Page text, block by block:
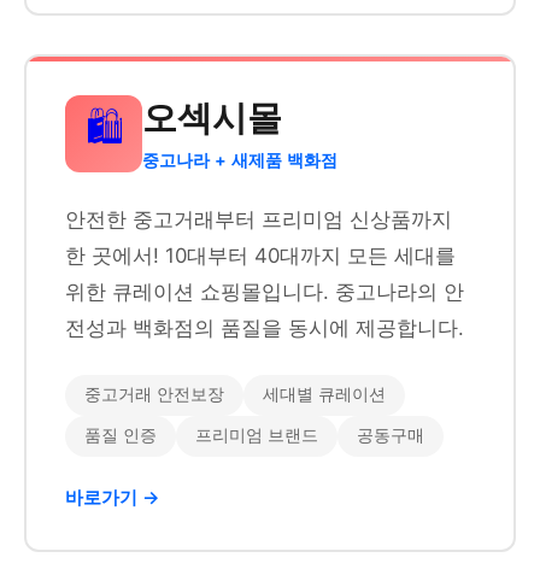
🛍️ 오섹시몰
중고나라 + 새제품 백화점
안전한 중고거래부터 프리미엄 신상품까지
한 곳에서! 10대부터 40대까지 모든 세대를
위한 큐레이션 쇼핑몰입니다. 중고나라의 안
전성과 백화점의 품질을 동시에 제공합니다.
중고거래 안전보장 세대별 큐레이션
품질 인증 프리미엄 브랜드 공동구매
바로가기 →